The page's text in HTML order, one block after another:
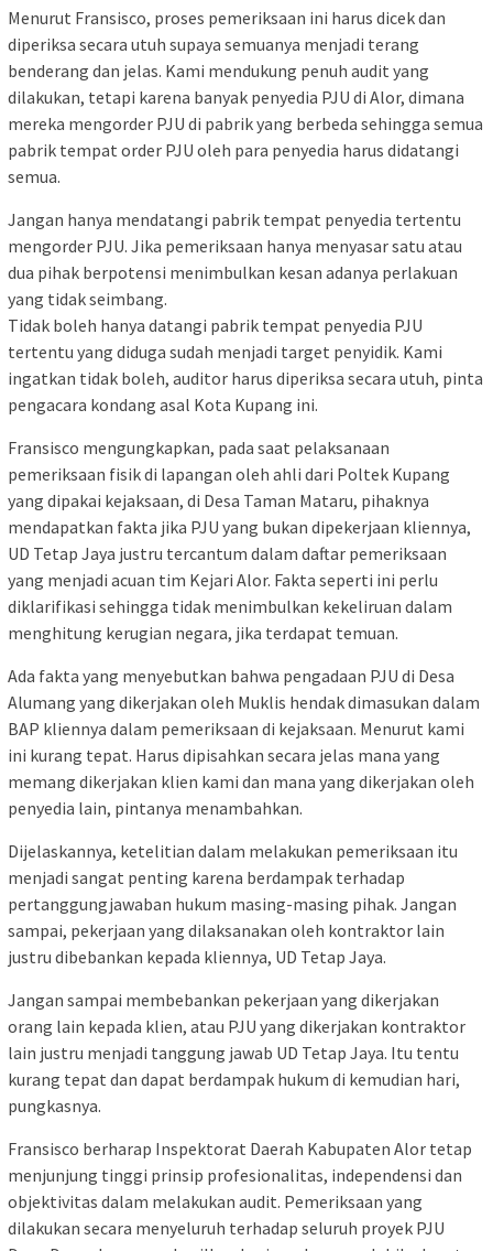
Menurut Fransisco, proses pemeriksaan ini harus dicek dan
diperiksa secara utuh supaya semuanya menjadi terang
benderang dan jelas. Kami mendukung penuh audit yang
dilakukan, tetapi karena banyak penyedia PJU di Alor, dimana
mereka mengorder PJU di pabrik yang berbeda sehingga semua
pabrik tempat order PJU oleh para penyedia harus didatangi
semua.
Jangan hanya mendatangi pabrik tempat penyedia tertentu
mengorder PJU. Jika pemeriksaan hanya menyasar satu atau
dua pihak berpotensi menimbulkan kesan adanya perlakuan
yang tidak seimbang.
Tidak boleh hanya datangi pabrik tempat penyedia PJU
tertentu yang diduga sudah menjadi target penyidik. Kami
ingatkan tidak boleh, auditor harus diperiksa secara utuh, pinta
pengacara kondang asal Kota Kupang ini.
Fransisco mengungkapkan, pada saat pelaksanaan
pemeriksaan fisik di lapangan oleh ahli dari Poltek Kupang
yang dipakai kejaksaan, di Desa Taman Mataru, pihaknya
mendapatkan fakta jika PJU yang bukan dipekerjaan kliennya,
UD Tetap Jaya justru tercantum dalam daftar pemeriksaan
yang menjadi acuan tim Kejari Alor. Fakta seperti ini perlu
diklarifikasi sehingga tidak menimbulkan kekeliruan dalam
menghitung kerugian negara, jika terdapat temuan.
Ada fakta yang menyebutkan bahwa pengadaan PJU di Desa
Alumang yang dikerjakan oleh Muklis hendak dimasukan dalam
BAP kliennya dalam pemeriksaan di kejaksaan. Menurut kami
ini kurang tepat. Harus dipisahkan secara jelas mana yang
memang dikerjakan klien kami dan mana yang dikerjakan oleh
penyedia lain, pintanya menambahkan.
Dijelaskannya, ketelitian dalam melakukan pemeriksaan itu
menjadi sangat penting karena berdampak terhadap
pertanggungjawaban hukum masing-masing pihak. Jangan
sampai, pekerjaan yang dilaksanakan oleh kontraktor lain
justru dibebankan kepada kliennya, UD Tetap Jaya.
Jangan sampai membebankan pekerjaan yang dikerjakan
orang lain kepada klien, atau PJU yang dikerjakan kontraktor
lain justru menjadi tanggung jawab UD Tetap Jaya. Itu tentu
kurang tepat dan dapat berdampak hukum di kemudian hari,
pungkasnya.
Fransisco berharap Inspektorat Daerah Kabupaten Alor tetap
menjunjung tinggi prinsip profesionalitas, independensi dan
objektivitas dalam melakukan audit. Pemeriksaan yang
dilakukan secara menyeluruh terhadap seluruh proyek PJU